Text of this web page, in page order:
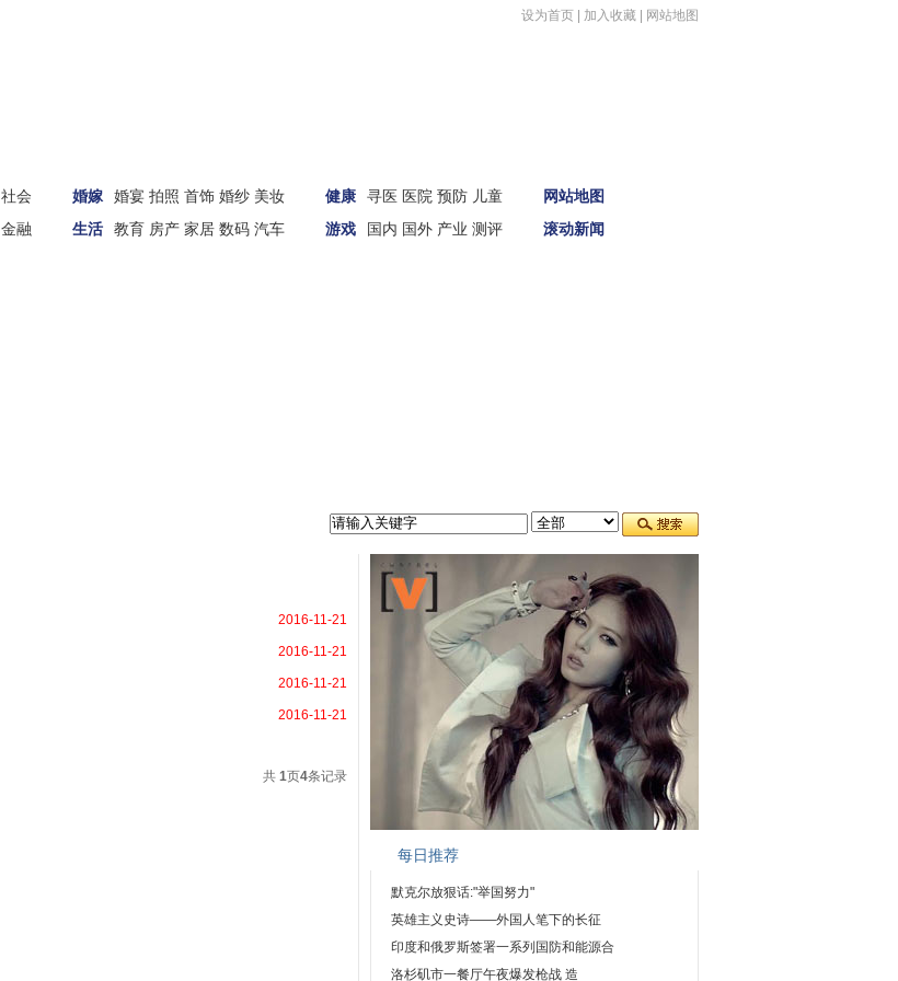
设为首页 加入收藏 网站地图
社会
金融
婚嫁 婚宴 拍照 首饰 婚纱 美妆
生活
教育 房产 家居 数码 汽车
健康 寻医 医院 预防 儿童
游戏
国内 国外 产业 测评
网站地图
滚动新闻
2016-11-21
2016-11-21
2016-11-21
2016-11-21
共 1页4条记录
每日推荐
默克尔放狠话:"举国努力"
英雄主义史诗——外国人笔下的长征
印度和俄罗斯签署一系列国防和能源合
洛杉矶市一餐厅午夜爆发枪战 造